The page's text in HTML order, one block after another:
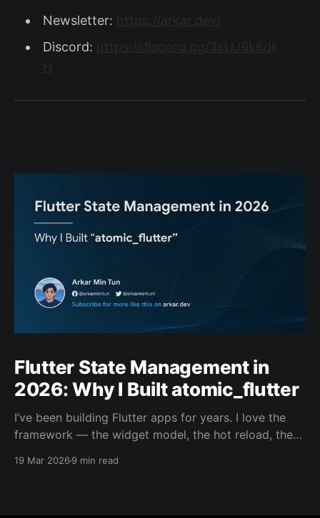
Newsletter:
Discord:
Flutter State Management in
2026: Why I Built atomic_flutter
I’ve been building Flutter apps for years. I love the
framework — the widget model, the hot reload, the
19 Mar 20269 min read